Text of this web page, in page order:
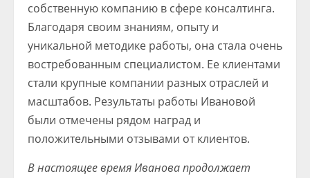
собственную компанию в сфере консалтинга.
Благодаря своим знаниям, опыту и
уникальной методике работы, она стала очень
востребованным специалистом. Ее клиентами
стали крупные компании разных отраслей и
масштабов. Результаты работы Ивановой
были отмечены рядом наград и
положительными отзывами от клиентов.
В настоящее время Иванова продолжает